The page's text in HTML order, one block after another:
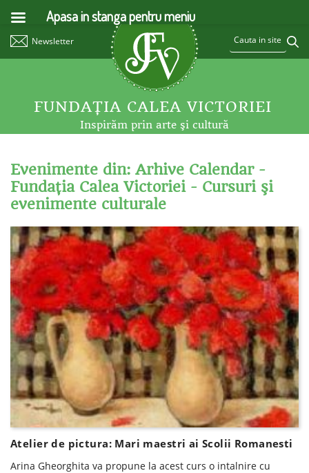
Newsletter
FUNDAŢIA CALEA VICTORIEI
Inspirăm prin arte şi cultură
Evenimente din: Arhive Calendar -
Fundaţia Calea Victoriei - Cursuri şi
evenimente culturale
Atelier de pictura: Mari maestri ai Scolii Romanesti
Arina Gheorghita va propune la acest curs o intalnire cu
Apasa in stanga pentru meniu